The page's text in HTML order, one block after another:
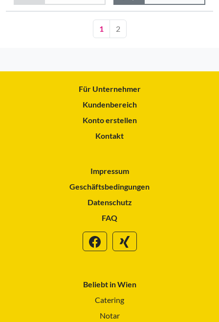
1 2
Für Unternehmer
Kundenbereich
Konto erstellen
Kontakt
Impressum
Geschäftsbedingungen
Datenschutz
FAQ
Beliebt in Wien
Catering
Notar